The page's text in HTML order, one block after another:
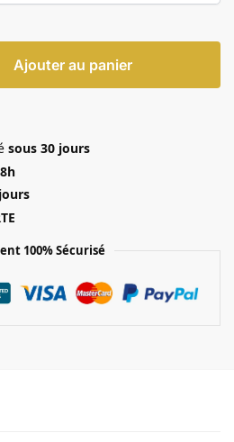
Ajouter au panier
sous 30 jours
100% Sécurisé